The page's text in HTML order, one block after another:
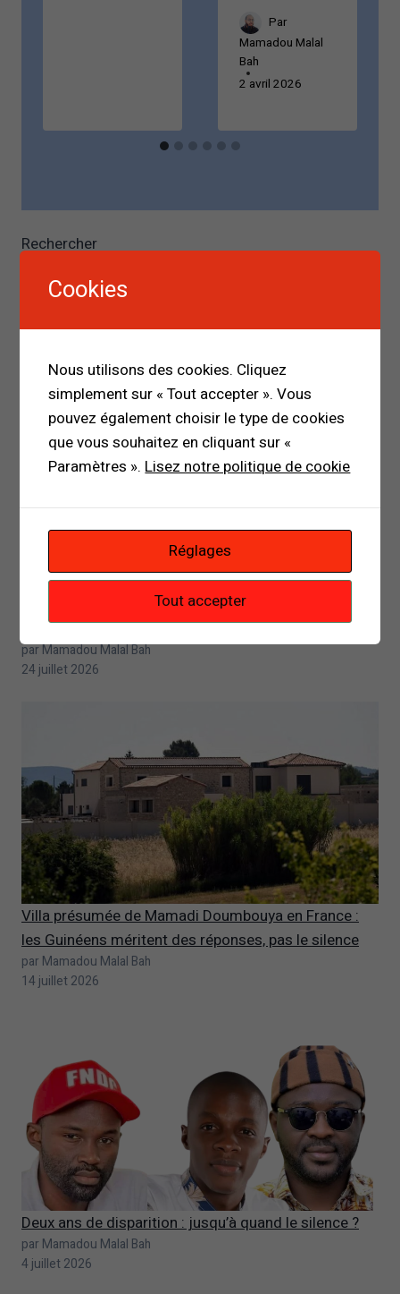
Par
Mamadou Malal
Bah
2 avril 2026
Rechercher
Mamadou Diouma Bah : quand une affaire de fraude
au bac se termine par la mort d’un élève
par Mamadou Malal Bah
24 juillet 2026
Villa présumée de Mamadi Doumbouya en France :
les Guinéens méritent des réponses, pas le silence
par Mamadou Malal Bah
14 juillet 2026
Deux ans de disparition : jusqu’à quand le silence ?
par Mamadou Malal Bah
4 juillet 2026
Cookies
Nous utilisons des cookies. Cliquez
simplement sur « Tout accepter ». Vous
pouvez également choisir le type de cookies
que vous souhaitez en cliquant sur «
Paramètres ».Lisez notre politique de cookie
Réglages
Tout accepter